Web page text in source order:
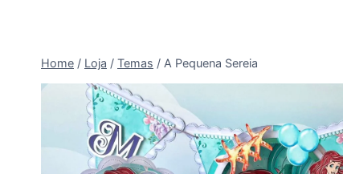
Home / Loja / Temas / A Pequena Sereia